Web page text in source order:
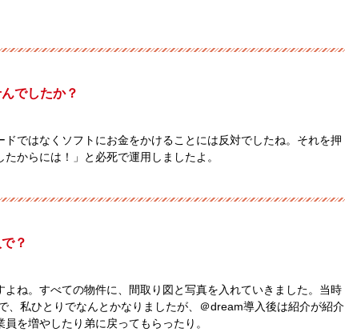
でしたか？
ではなくソフトにお金をかけることには反対でしたね。それを押
からには！」と必死で運用しましたよ。
？
ね。すべての物件に、間取り図と写真を入れていきました。当時
、私ひとりでなんとかなりましたが、＠dream導入後は紹介が紹介
を増やしたり弟に戻ってもらったり。